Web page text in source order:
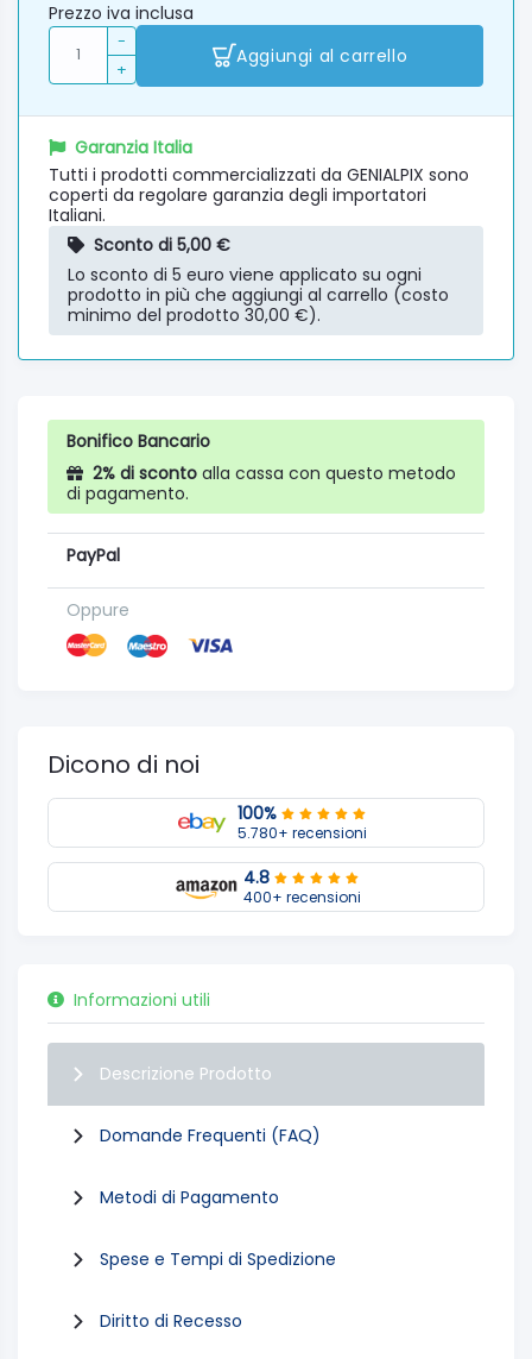
Prezzo iva inclusa
-
+
Aggiungi al carrello
Garanzia Italia
Tutti i prodotti commercializzati da GENIALPIX sono
coperti da regolare garanzia degli importatori
Italiani.
Sconto di 5,00 €
Lo sconto di 5 euro viene applicato su ogni
prodotto in più che aggiungi al carrello (costo
minimo del prodotto 30,00 €).
Bonifico Bancario
2% di sconto alla cassa con questo metodo
di pagamento.
PayPal
Oppure
Dicono di noi
100%
5.780+ recensioni
4.8
400+ recensioni
Informazioni utili
Descrizione Prodotto
Domande Frequenti (FAQ)
Metodi di Pagamento
Spese e Tempi di Spedizione
Diritto di Recesso